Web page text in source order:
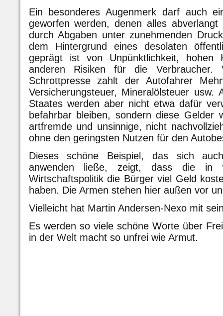
Ein besonderes Augenmerk darf auch
geworfen werden, denen alles
durch Abgaben unter zunehmenden
dem Hintergrund eines desolaten
geprägt ist von Unpünktlichkeit, hohen
anderen Risiken für die
Schrottpresse zahlt der Autofahrer
Versicherungsteuer, Mineralölsteuer usw.
Staates werden aber nicht etwa dafür
befahrbar bleiben, sondern diese Gelder
artfremde und unsinnige, nicht
ohne den geringsten Nutzen für den
Dieses schöne Beispiel, das sich
anwenden ließe, zeigt, dass die in
Wirtschaftspolitik die Bürger viel Geld
haben. Die Armen stehen hier außen vor
Vielleicht hat Martin Andersen-Nexo mit
Es werden so viele schöne Worte über
in der Welt macht so unfrei wie Armut.